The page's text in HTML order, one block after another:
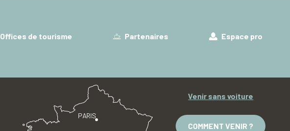
Offices de tourisme Partenaires Espace pro
PARIS
Venir sans voiture
COMMENT VENIR ?